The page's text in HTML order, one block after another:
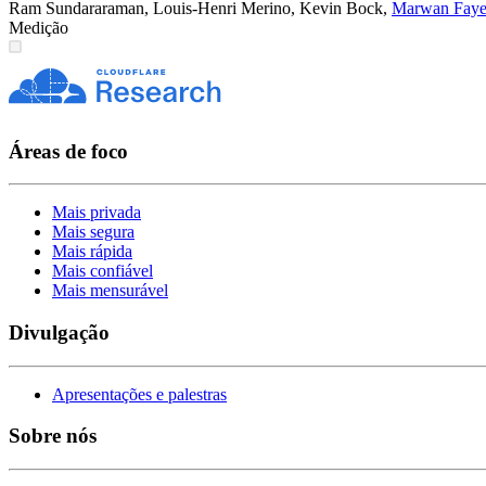
Ram Sundararaman, Louis-Henri Merino, Kevin Bock, Marwan
Medição
Áreas de foco
Mais privada
Mais segura
Mais rápida
Mais confiável
Mais mensurável
Divulgação
Apresentações e palestras
Sobre nós